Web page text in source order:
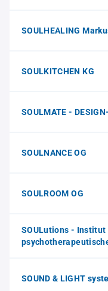
SOULHEALING
SOULKITCHEN KG
SOULMATE -
SOULNANCE OG
SOULROOM OG
SOULutions - Institut
SOUND & LIGHT